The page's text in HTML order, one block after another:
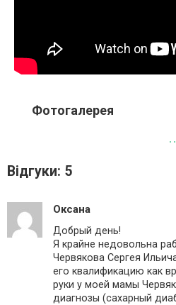
Фотогалерея
Відгуки: 5
Оксана
Добрый день!
Я крайне недовольна
Червякова Сергея
его квалификацию как
руки у моей мамы
диагнозы (сахарный